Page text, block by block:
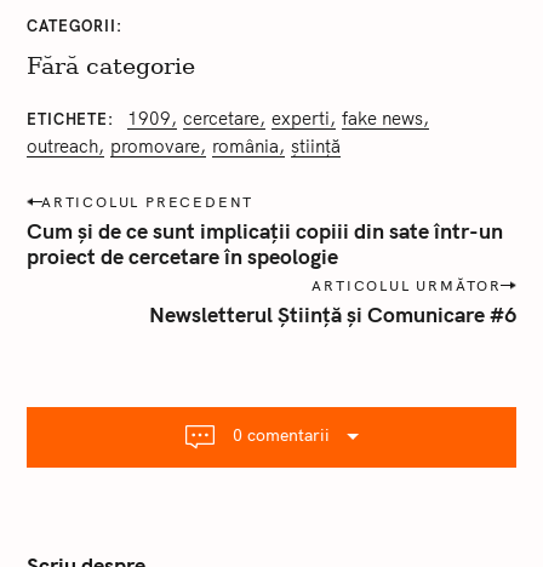
CATEGORII
Fără categorie
ETICHETE 1909 cercetare experti fake news
outreach promovare românia știință
P
o
s
t
g
r
ARTICOLUL PRECEDENT
Cum și de ce sunt implicații copiii din sate într-un
proiect de cercetare în speologie
ARTICOLUL URMĂTOR
Newsletterul Știință și Comunicare #6
0 comentarii